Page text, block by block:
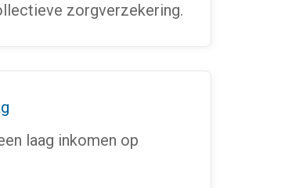
zorgverzekering.
laag inkomen op